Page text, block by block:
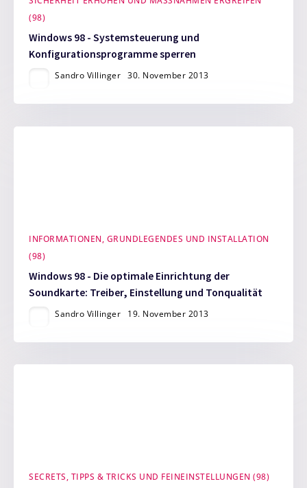
98)
Windows 98 - Systemsteuerung und
Konfigurationsprogramme sperren
Sandro Villinger 30. November 2013
INFORMATIONEN, GRUNDLEGENDES UND INSTALLATION
(98)
Windows 98 - Die optimale Einrichtung der
Soundkarte: Treiber, Einstellung und Tonqualität
Sandro Villinger 19. November 2013
SECRETS, TIPPS & TRICKS UND FEINEINSTELLUNGEN (98)